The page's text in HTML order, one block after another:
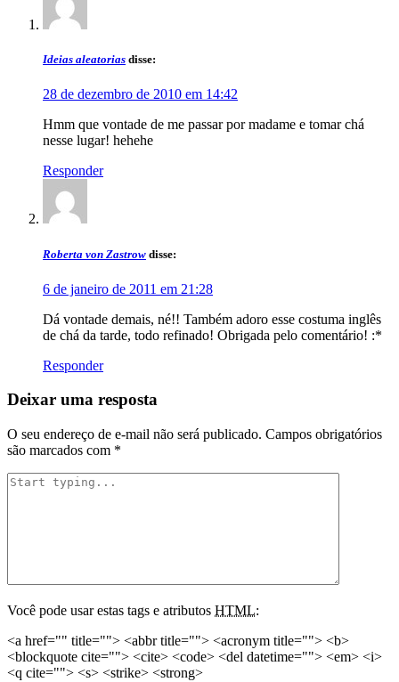
Ideias aleatorias disse:
28 de dezembro de 2010 em 14:42
Hmm que vontade de me passar por madame e tomar chá
nesse lugar! hehehe
Responder
Roberta von Zastrow disse:
6 de janeiro de 2011 em 21:28
Dá vontade demais, né!! Também adoro esse costuma inglês
de chá da tarde, todo refinado! Obrigada pelo comentário! :*
Responder
Deixar uma resposta
O seu endereço de e-mail não será publicado. Campos obrigatórios
são marcados com *
Você pode usar estas tags e atributos HTML:
<a href="" title=""> <abbr title=""> <acronym title=""> <b>
<blockquote cite=""> <cite> <code> <del datetime=""> <em> <i>
<q cite=""> <s> <strike> <strong>